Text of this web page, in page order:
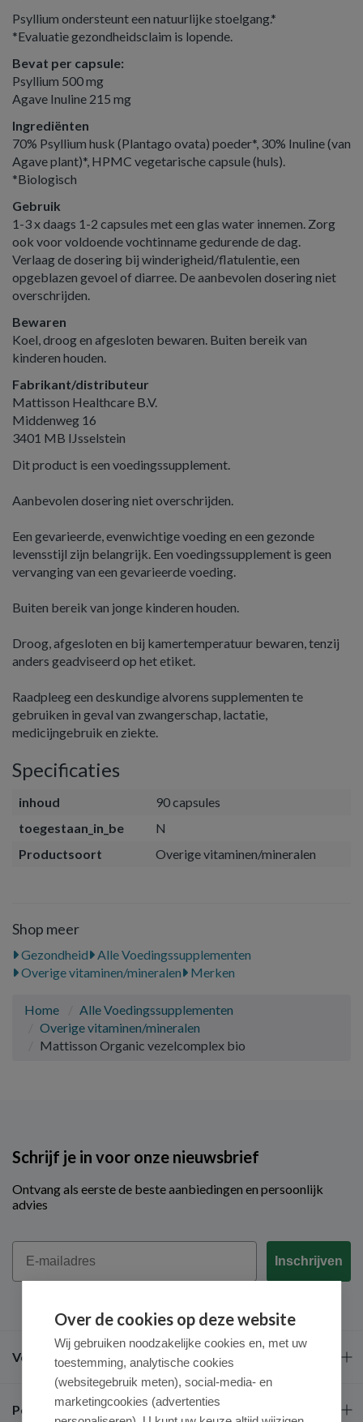
Psyllium ondersteunt een natuurlijke stoelgang.*
*Evaluatie gezondheidsclaim is lopende.
Bevat per capsule:
Psyllium 500 mg
Agave Inuline 215 mg
Ingrediënten
70% Psyllium husk (Plantago ovata) poeder*, 30% Inuline (van
Agave plant)*, HPMC vegetarische capsule (huls).
*Biologisch
Gebruik
1-3 x daags 1-2 capsules met een glas water innemen. Zorg
ook voor voldoende vochtinname gedurende de dag.
Verlaag de dosering bij winderigheid/flatulentie, een
opgeblazen gevoel of diarree. De aanbevolen dosering niet
overschrijden.
Bewaren
Koel, droog en afgesloten bewaren. Buiten bereik van
kinderen houden.
Fabrikant/distributeur
Mattisson Healthcare B.V.
Middenweg 16
3401 MB IJsselstein
Dit product is een voedingssupplement.
Aanbevolen dosering niet overschrijden.
Een gevarieerde, evenwichtige voeding en een gezonde
levensstijl zijn belangrijk. Een voedingssupplement is geen
vervanging van een gevarieerde voeding.
Buiten bereik van jonge kinderen houden.
Droog, afgesloten en bij kamertemperatuur bewaren, tenzij
anders geadviseerd op het etiket.
Raadpleeg een deskundige alvorens supplementen te
gebruiken in geval van zwangerschap, lactatie,
medicijngebruik en ziekte.
Specificaties
inhoud
90 capsules
toegestaan_in_be
N
Productsoort
Overige vitaminen/mineralen
Shop meer
Gezondheid
Alle Voedingssupplementen
Overige vitaminen/mineralen
Merken
Home
Alle Voedingssupplementen
Overige vitaminen/mineralen
Mattisson Organic vezelcomplex bio
Schrijf je in voor onze nieuwsbrief
Ontvang als eerste de beste aanbiedingen en persoonlijk
advies
Email
Inschrijven
Veel gestelde vragen
Populaire merken
Over de cookies op deze website
Wij gebruiken noodzakelijke cookies en, met uw
toestemming, analytische cookies
(websitegebruik meten), social-media- en
marketingcookies (advertenties